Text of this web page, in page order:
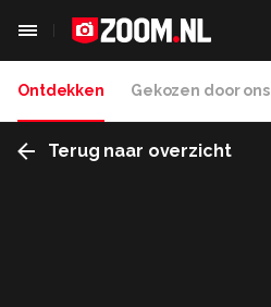
Ontdekken Gekozen door ons
Terug naar overzicht